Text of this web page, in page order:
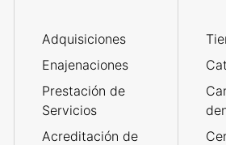
Adquisiciones
Enajenaciones
Prestación de
Servicios
Acreditación de